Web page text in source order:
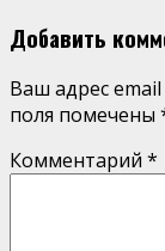
Добавить
Ваш адрес
поля помечены
Комментарий *